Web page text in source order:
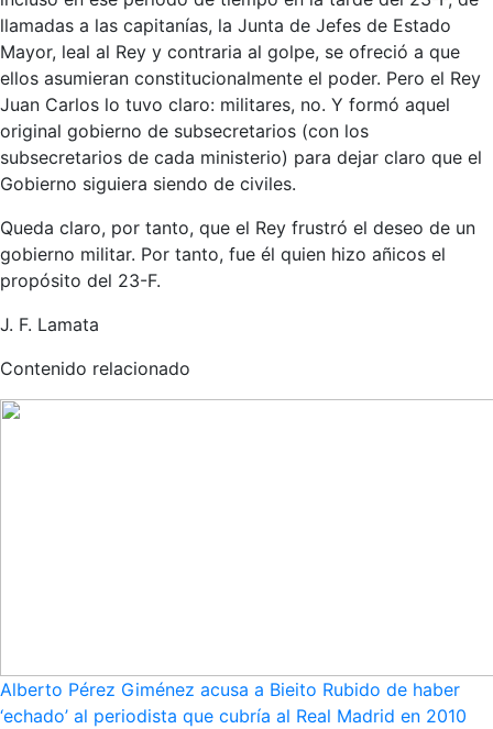
llamadas a las capitanías, la Junta de Jefes de Estado
Mayor, leal al Rey y contraria al golpe, se ofreció a que
ellos asumieran constitucionalmente el poder. Pero el Rey
Juan Carlos lo tuvo claro: militares, no. Y formó aquel
original gobierno de subsecretarios (con los
subsecretarios de cada ministerio) para dejar claro que el
Gobierno siguiera siendo de civiles.
Queda claro, por tanto, que el Rey frustró el deseo de un
gobierno militar. Por tanto, fue él quien hizo añicos el
propósito del 23-F.
J. F. Lamata
Contenido relacionado
Alberto Pérez Giménez acusa a Bieito Rubido de haber
‘echado’ al periodista que cubría al Real Madrid en 2010